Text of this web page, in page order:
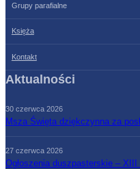
Grupy parafialne
Księża
Kontakt
Aktualności
30 czerwca 2026
Msza Święta dziękczynna za
27 czerwca 2026
Ogłoszenia duszpasterskie – XIII